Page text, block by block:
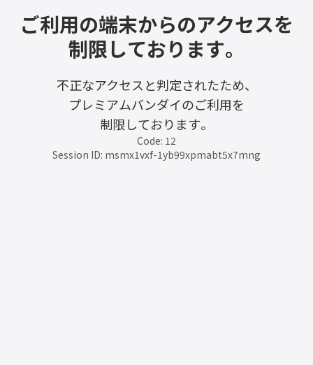
ご利用の端末からのアクセスを
制限しております。
不正なアクセスと判定されたため、
プレミアムバンダイのご利用を
制限しております。
Code: 12
Session ID: msmx1vxf-1yb99xpmabt5x7mng